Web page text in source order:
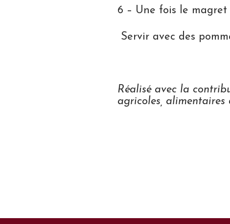
6 – Une fois le magret
Servir avec des
Réalisé avec la
agricoles, alimentaires